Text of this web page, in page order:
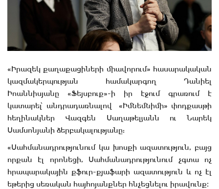
«Իրազեկ քաղաքացիների միավորում» հասարակական
կազմակերպության համակարգող Դանիել
Իոաննիսյանը «Ֆեյսբուք»-ի իր էջում գրառում է
կատարել՝ անդրադառնալով «Իմնեմնիմի» փոդքասթի
հեղինակներ Վազգեն Սաղաթելյանն ու Նարեկ
Սամսոնյանի ձերբակալությանը:
«Սահմանադրությունում կա խոսքի ազատություն, բայց
որքան էլ որոնեցի, Սահմանադրությունում չգտա ոչ
հրապարակային քֆուր-քյաֆարի ազատություն և ոչ էլ
եթերից սեռական հայհոյանքներ հնչեցնելու իրավունք։